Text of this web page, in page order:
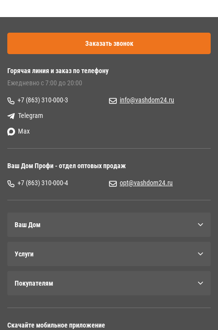
Заказать звонок
Горячая линия и заказ по телефону
Ежедневно с 7:00 до 20:00
+7 (863) 310-000-3
info@vashdom24.ru
Telegram
Max
Ваш Дом Профи - отдел оптовых продаж
+7 (863) 310-000-4 opt@vashdom24.ru
Ваш Дом
Услуги
Покупателям
Скачайте мобильное приложение